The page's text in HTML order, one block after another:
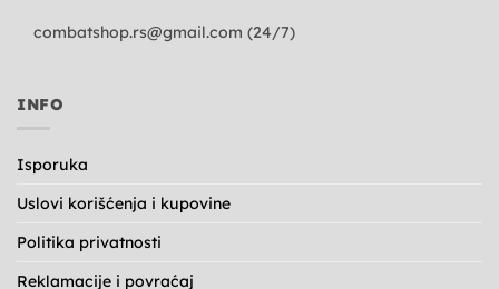
combatshop.rs@gmail.com (24/7)
INFO
Isporuka
Uslovi korišćenja i kupovine
Politika privatnosti
Reklamacije i povraćaj